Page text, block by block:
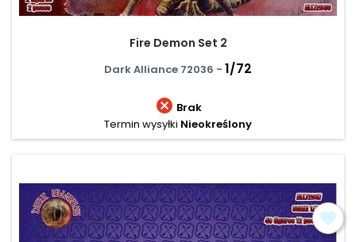
Fire Demon Set 2
Dark Alliance 72036 - 1/72
 Brak
Termin wysyłki Nieokreślony